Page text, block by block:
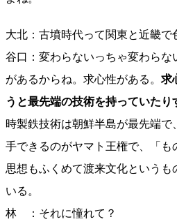
大北：古墳時代って関東と近畿で
谷口：変わらないっちゃ変わらな
があるからね。求心性がある。 求
うと最先端の技術を持っていたり
時製鉄技術は朝鮮半島が最先端で
手できるのがヤマト王権で、「も
思想もふくめて渡来文化というも
いる。
林 ：それに憧れて？